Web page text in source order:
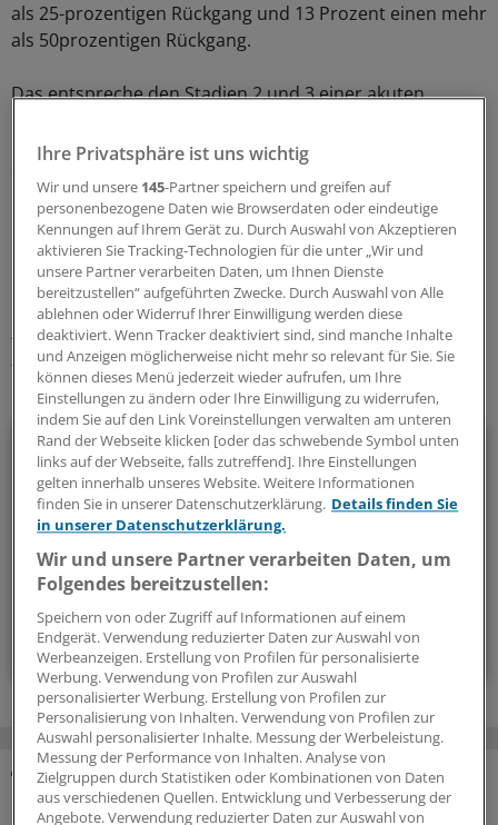
als 25-prozentigen Rückgang und 13 Prozent einen mehr
als 50prozentigen Rückgang.
Das entspreche den Stadien 2 und 3 einer akuten
Klassifikationen, so die DGK. Nach zwei Wochen waren
0
Schlagworte:
Herz-Gefäßkrankheiten Niereninsuffizienz Kardiologie
Nephrologie Sportmedizin
Ihr Newsletter zum Thema
Kardiologie
Alles, was das Herz begehrt: In diesem Newsletter berichten
wir über neue Entwicklungen in der Kardiologie.
alle 2 Wochen (Mittwoch)
Zum Abonnieren bitte anmelden
MEHR ZUM THEMA
Ihre Privatsphäre ist uns wichtig
Wir und unsere 145-Partner speichern und greifen auf
personenbezogene Daten wie Browserdaten oder eindeutige
Kennungen auf Ihrem Gerät zu. Durch Auswahl von Akzeptieren
aktivieren Sie Tracking-Technologien für die unter „Wir und
unsere Partner verarbeiten Daten, um Ihnen Dienste
bereitzustellen“ aufgeführten Zwecke. Durch Auswahl von Alle
ablehnen oder Widerruf Ihrer Einwilligung werden diese
deaktiviert. Wenn Tracker deaktiviert sind, sind manche Inhalte
und Anzeigen möglicherweise nicht mehr so relevant für Sie. Sie
können dieses Menü jederzeit wieder aufrufen, um Ihre
Einstellungen zu ändern oder Ihre Einwilligung zu widerrufen,
indem Sie auf den Link Voreinstellungen verwalten am unteren
Rand der Webseite klicken [oder das schwebende Symbol unten
links auf der Webseite, falls zutreffend]. Ihre Einstellungen
gelten innerhalb unseres Website. Weitere Informationen
finden Sie in unserer Datenschutzerklärung. Details finden Sie
in unserer Datenschutzerklärung.
Wir und unsere Partner verarbeiten Daten, um
Folgendes bereitzustellen:
Speichern von oder Zugriff auf Informationen auf einem
Endgerät. Verwendung reduzierter Daten zur Auswahl von
Werbeanzeigen. Erstellung von Profilen für personalisierte
Werbung. Verwendung von Profilen zur Auswahl
personalisierter Werbung. Erstellung von Profilen zur
Personalisierung von Inhalten. Verwendung von Profilen zur
Auswahl personalisierter Inhalte. Messung der Werbeleistung.
Messung der Performance von Inhalten. Analyse von
Zielgruppen durch Statistiken oder Kombinationen von Daten
aus verschiedenen Quellen. Entwicklung und Verbesserung der
Angebote. Verwendung reduzierter Daten zur Auswahl von